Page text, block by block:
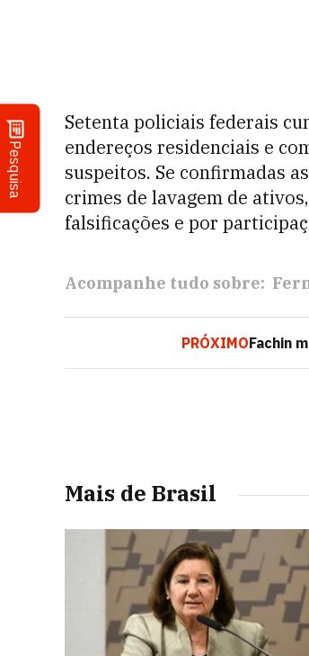
Pesquisa
Setenta policiais federais
endereços residenciais e
suspeitos. Se confirmadas
crimes de lavagem de
falsificações e por
Acompanhe tudo sobre:
PRÓXIMOFachin
Mais de Brasil